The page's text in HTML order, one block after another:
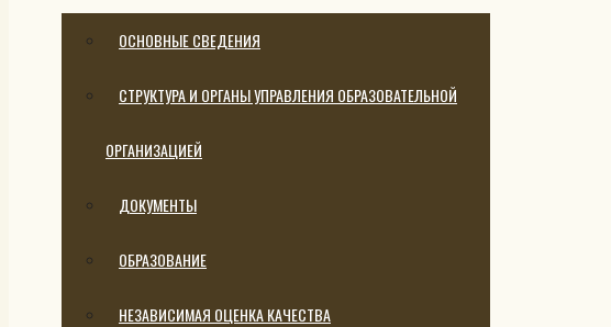
ОСНОВНЫЕ СВЕДЕНИЯ
СТРУКТУРА И ОРГАНЫ УПРАВЛЕНИЯ ОБРАЗОВАТЕЛЬНОЙ
ОРГАНИЗАЦИЕЙ
ДОКУМЕНТЫ
ОБРАЗОВАНИЕ
НЕЗАВИСИМАЯ ОЦЕНКА КАЧЕСТВА